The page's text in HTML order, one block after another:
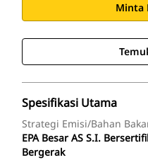
Minta
Spesifikasi Utama
Strategi Emisi/Bahan
EPA Besar AS S.I.
Bergerak